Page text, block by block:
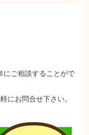
にご相談することがで
にお問合せ下さい。